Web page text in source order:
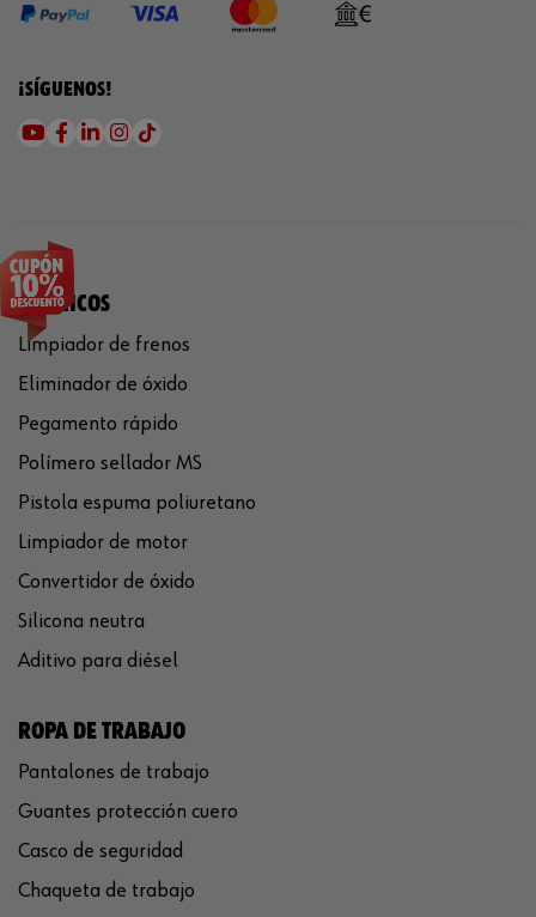
¡SÍGUENOS!
QUÍMICOS
Limpiador de frenos
Eliminador de óxido
Pegamento rápido
Polímero sellador MS
Pistola espuma poliuretano
Limpiador de motor
Convertidor de óxido
Silicona neutra
Aditivo para diésel
ROPA DE TRABAJO
Pantalones de trabajo
Guantes protección cuero
Casco de seguridad
Chaqueta de trabajo